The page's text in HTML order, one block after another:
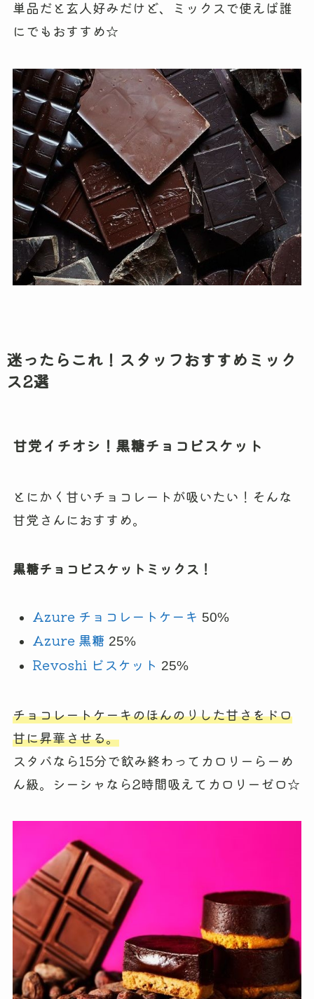
単品だと玄人好みだけど、ミックスで使えば誰
にでもおすすめ☆
迷ったらこれ！スタッフおすすめミック
ス2選
甘党イチオシ！黒糖チョコビスケット
とにかく甘いチョコレートが吸いたい！そんな
甘党さんにおすすめ。
黒糖チョコビスケットミックス！
Azure チョコレートケーキ 50%
Azure 黒糖 25%
Revoshi ビスケット 25%
チョコレートケーキのほんのりした甘さをドロ
甘に昇華させる。
スタバなら15分で飲み終わってカロリーらーめ
ん級。シーシャなら2時間吸えてカロリーゼロ☆